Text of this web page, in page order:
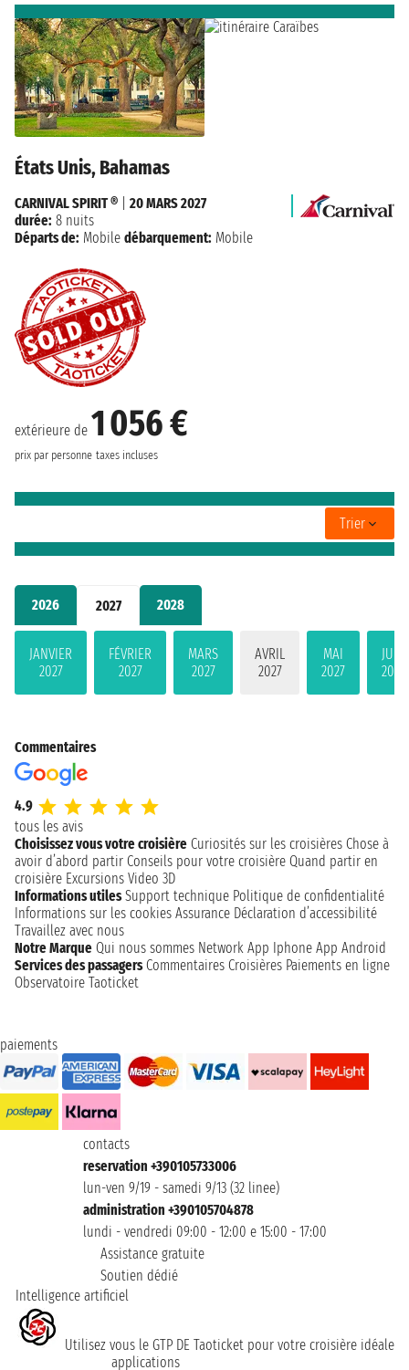
2026 2027 2028
JANVIER
2027
FÉVRIER
2027
MARS
2027
AVRIL
2027
MAI
2027
JUIN
2027
États Unis, Bahamas
extérieure de 1 056 €
prix par personne taxes incluses
CARNIVAL SPIRIT ®
20 MARS 2027
durée: 8 nuits
Départs de: Mobile débarquement: Mobile
Trier
Commentaires
4.9
tous les avis
Choisissez vous votre croisière Curiosités sur les croisières Chose à
avoir d’abord partir Conseils pour votre croisière Quand partir en
croisière Excursions Video 3D
Informations utiles Support technique Politique de confidentialité
Informations sur les cookies Assurance Déclaration d’accessibilité
Travaillez avec nous
Notre Marque Qui nous sommes Network App Iphone App Android
Services des passagers Commentaires Croisières Paiements en ligne
Observatoire Taoticket
paiements
contacts
reservation +390105733006
lun-ven 9/19 - samedi 9/13 (32 linee)
administration +390105704878
lundi - vendredi 09:00 - 12:00 e 15:00 - 17:00
Assistance gratuite
Soutien dédié
Intelligence artificiel
Utilisez vous le GTP DE Taoticket pour votre croisière idéale
applications